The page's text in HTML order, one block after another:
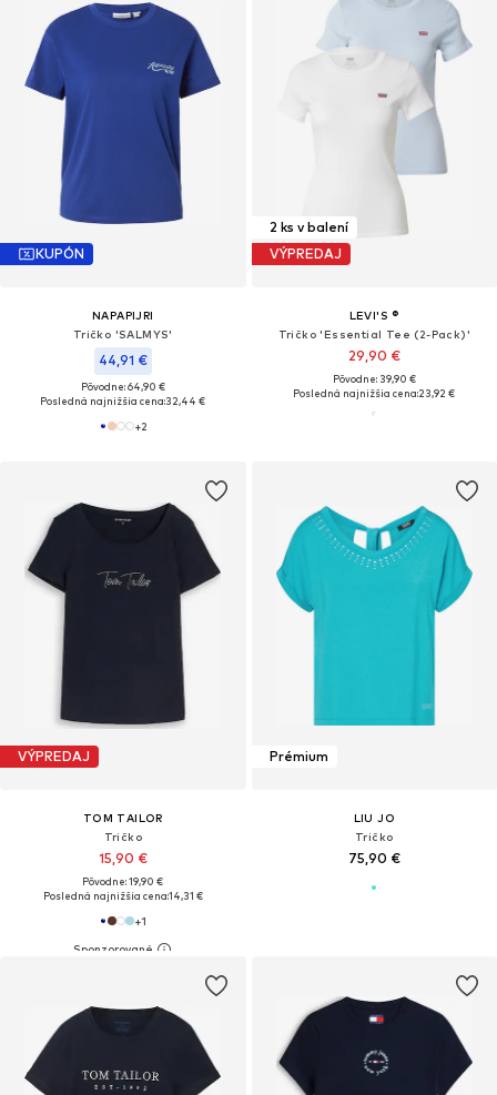
KUPÓN
NAPAPIJRI
Tričko 'SALMYS'
44,91 €
Pôvodne: 64,90 €
Posledná najnižšia cena:32,44 €
+2
2 ks v balení
VÝPREDAJ
LEVI'S ®
Tričko 'Essential Tee (2-Pack)'
29,90 €
Pôvodne: 39,90 €
Posledná najnižšia cena:23,92 €
VÝPREDAJ
TOM TAILOR
Tričko
15,90 €
Pôvodne: 19,90 €
Posledná najnižšia cena:14,31 €
+1
Prémium
LIU JO
Tričko
75,90 €